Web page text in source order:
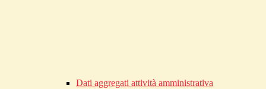
Dati aggregati attività amministrativa